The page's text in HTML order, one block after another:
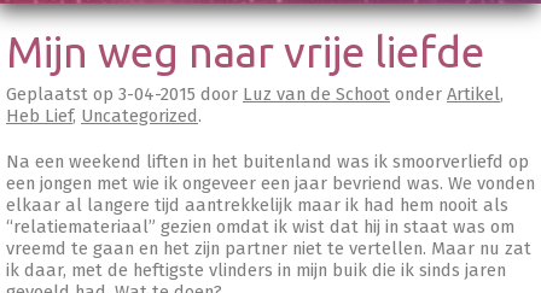
Mijn weg naar vrije liefde
Geplaatst op 3-04-2015 door Luz van de Schoot onder Artikel,
Heb Lief, Uncategorized.
Na een weekend liften in het buitenland was ik smoorverliefd op
een jongen met wie ik ongeveer een jaar bevriend was. We vonden
elkaar al langere tijd aantrekkelijk maar ik had hem nooit als
“relatiemateriaal” gezien omdat ik wist dat hij in staat was om
vreemd te gaan en het zijn partner niet te vertellen. Maar nu zat
ik daar, met de heftigste vlinders in mijn buik die ik sinds jaren